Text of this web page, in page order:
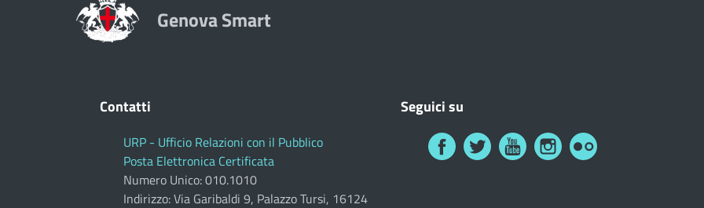
Genova Smart
Contatti
URP - Ufficio Relazioni con il Pubblico
Posta Elettronica Certificata
Numero Unico: 010.1010
Indirizzo: Via Garibaldi 9, Palazzo Tursi, 16124
Seguici su